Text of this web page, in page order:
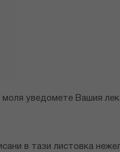
моля уведомете Вашия
в тази листовка